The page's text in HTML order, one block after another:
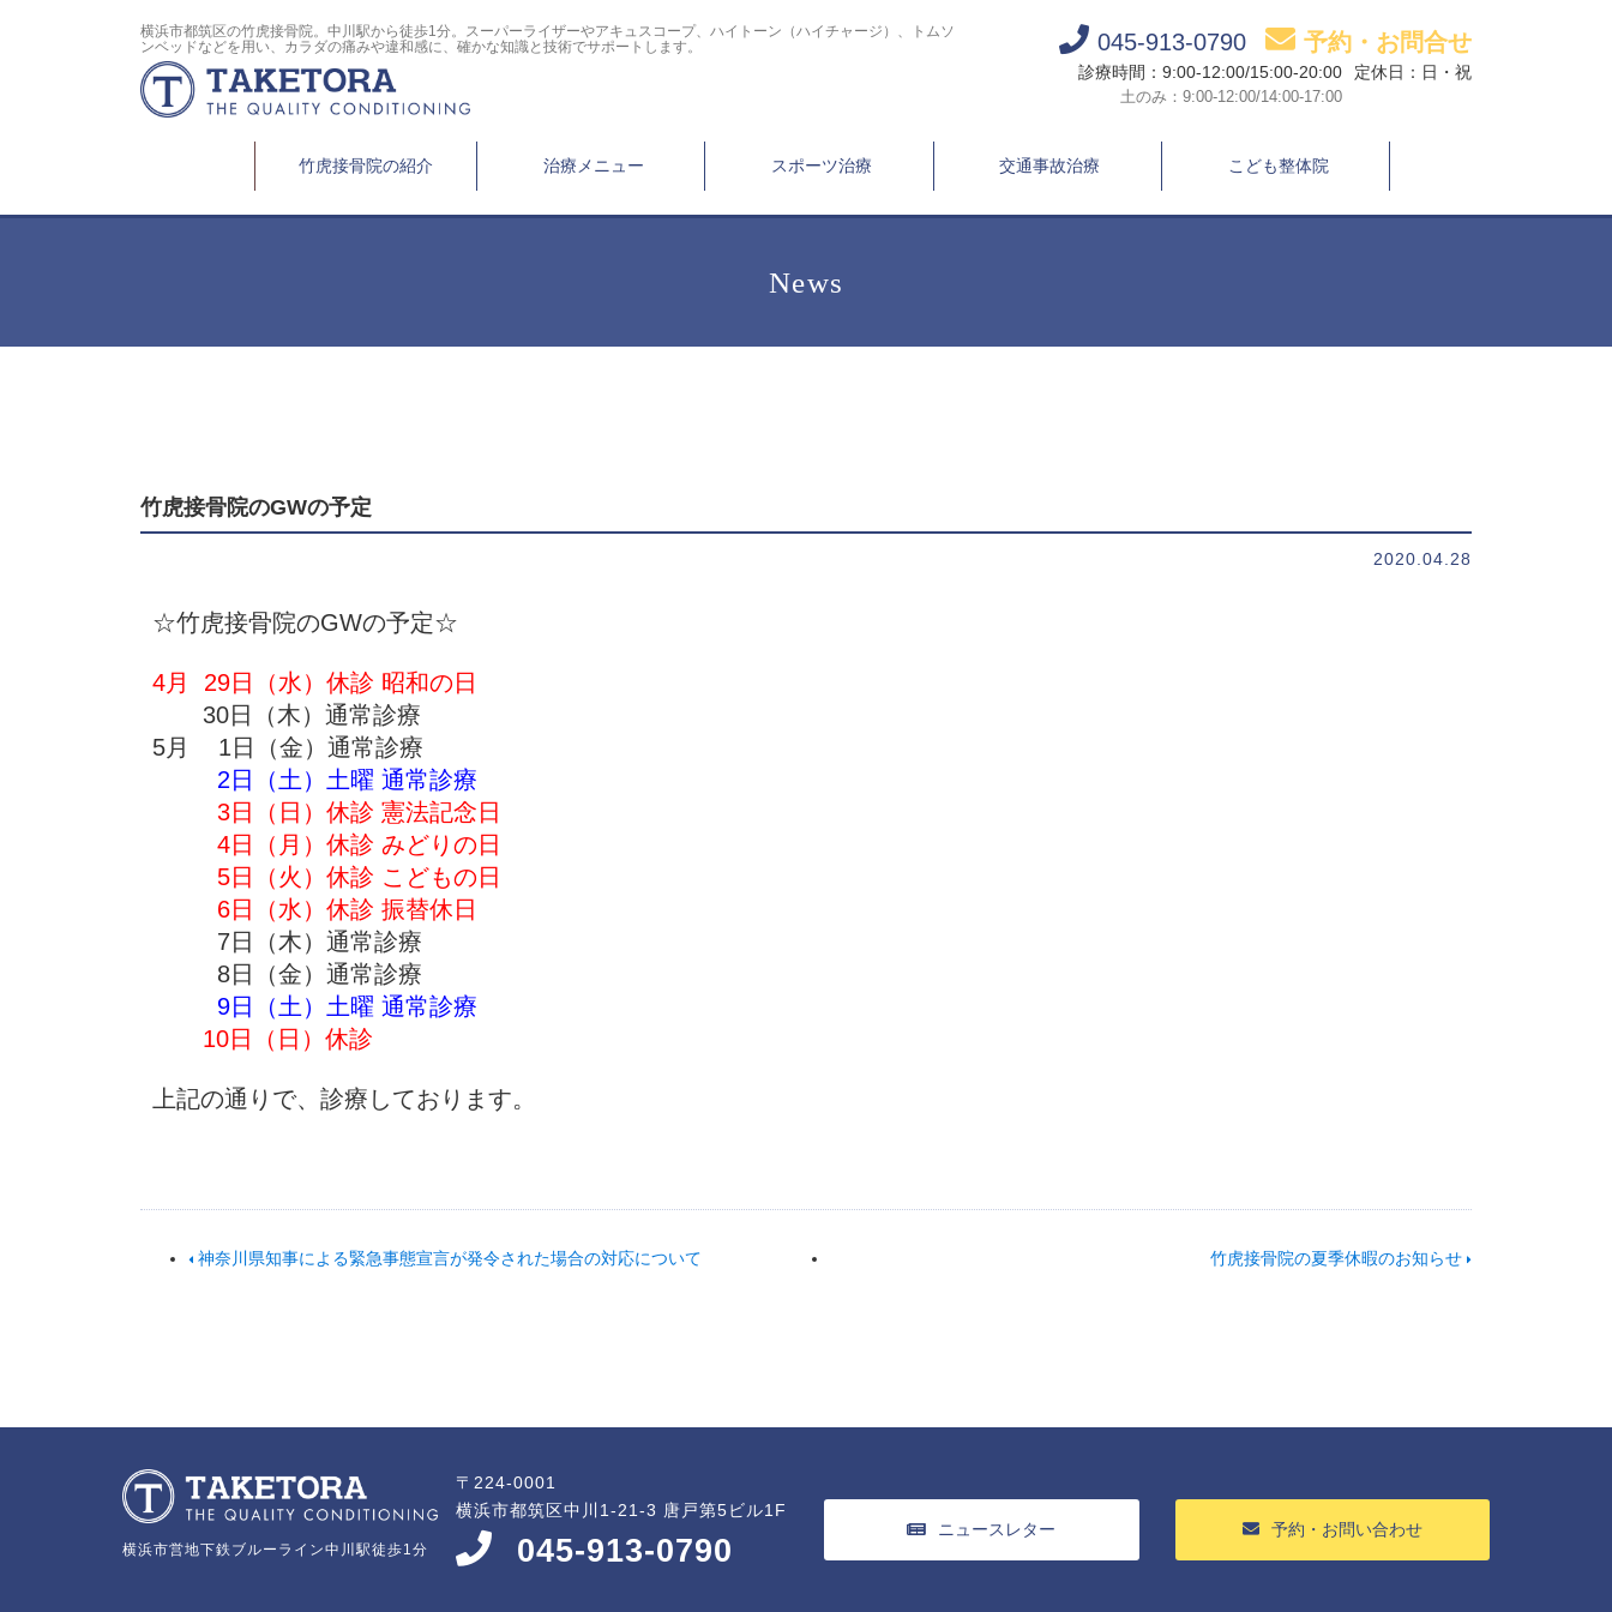
横浜市都筑区の竹虎接骨院。中川駅から徒歩1分。スーパーライザーやアキュスコープ、ハイトーン（ハイチャージ）、トムソ
ンベッドなどを用い、カラダの痛みや違和感に、確かな知識と技術でサポートします。
045-913-0790 予約・お問合せ
診療時間：9:00-12:00/15:00-20:00
土のみ：9:00-12:00/14:00-17:00
定休日：日・祝
竹虎接骨院の紹介 治療メニュー スポーツ治療 交通事故治療 こども整体院
News
竹虎接骨院のGWの予定
2020.04.28
☆竹虎接骨院のGWの予定☆
4月 29日（水）休診 昭和の日
30日（木）通常診療
5月 1日（金）通常診療
2日（土）土曜 通常診療
3日（日）休診 憲法記念日
4日（月）休診 みどりの日
5日（火）休診 こどもの日
6日（水）休診 振替休日
7日（木）通常診療
8日（金）通常診療
9日（土）土曜 通常診療
10日（日）休診
上記の通りで、診療しております。
神奈川県知事による緊急事態宣言が発令された場合の対応について 竹虎接骨院の夏季休暇のお知らせ
横浜市営地下鉄ブルーライン中川駅徒歩1分
〒224-0001
横浜市都筑区中川1-21-3 唐戸第5ビル1F
045-913-0790
ニュースレター 予約・お問い合わせ